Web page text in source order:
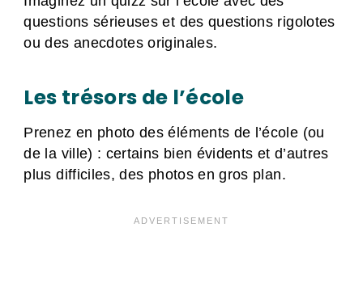
questions sérieuses et des questions rigolotes
ou des anecdotes originales.
Les trésors de l’école
Prenez en photo des éléments de l’école (ou
de la ville) : certains bien évidents et d’autres
plus difficiles, des photos en gros plan.